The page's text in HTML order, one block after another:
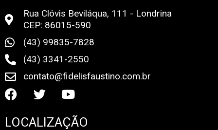
Rua Clóvis Beviláqua, 111 - Londrina
CEP: 86015-590
(43) 99835-7828
(43) 3341-2550
contato@fidelisfaustino.com.br
LOCALIZAÇÃO